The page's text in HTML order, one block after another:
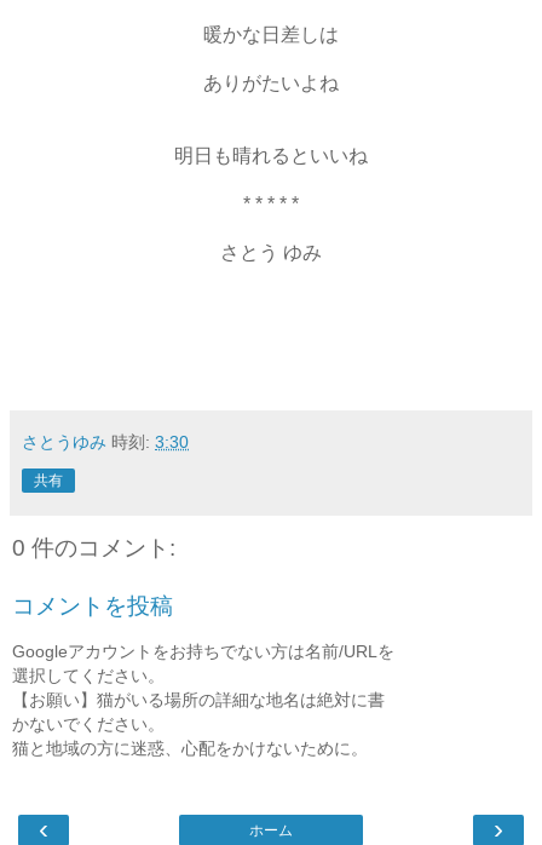
暖かな日差しは
ありがたいよね
明日も晴れるといいね
* * * * *
さとう ゆみ
さとうゆみ 時刻: 3:30
共有
0 件のコメント:
コメントを投稿
Googleアカウントをお持ちでない方は名前/URLを
選択してください。
【お願い】猫がいる場所の詳細な地名は絶対に書
かないでください。
猫と地域の方に迷惑、心配をかけないために。
‹ ›
ホーム